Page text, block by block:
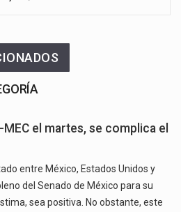
el martes, se complica el
entre México, Estados Unidos y
del Senado de México para su
sea positiva. No obstante, este